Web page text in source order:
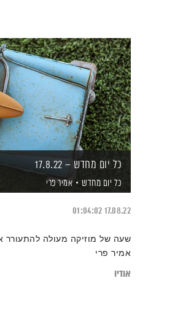
כל יום מחדש – 17.8.22
כל יום מחדש אמיר פרי
17.08.22
01:04:02
שעה של מוזיקה מעולה להתעורר
אמיר פרי
אודיו